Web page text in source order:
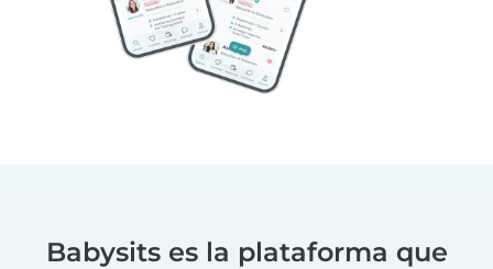
Babysits es la plataforma que